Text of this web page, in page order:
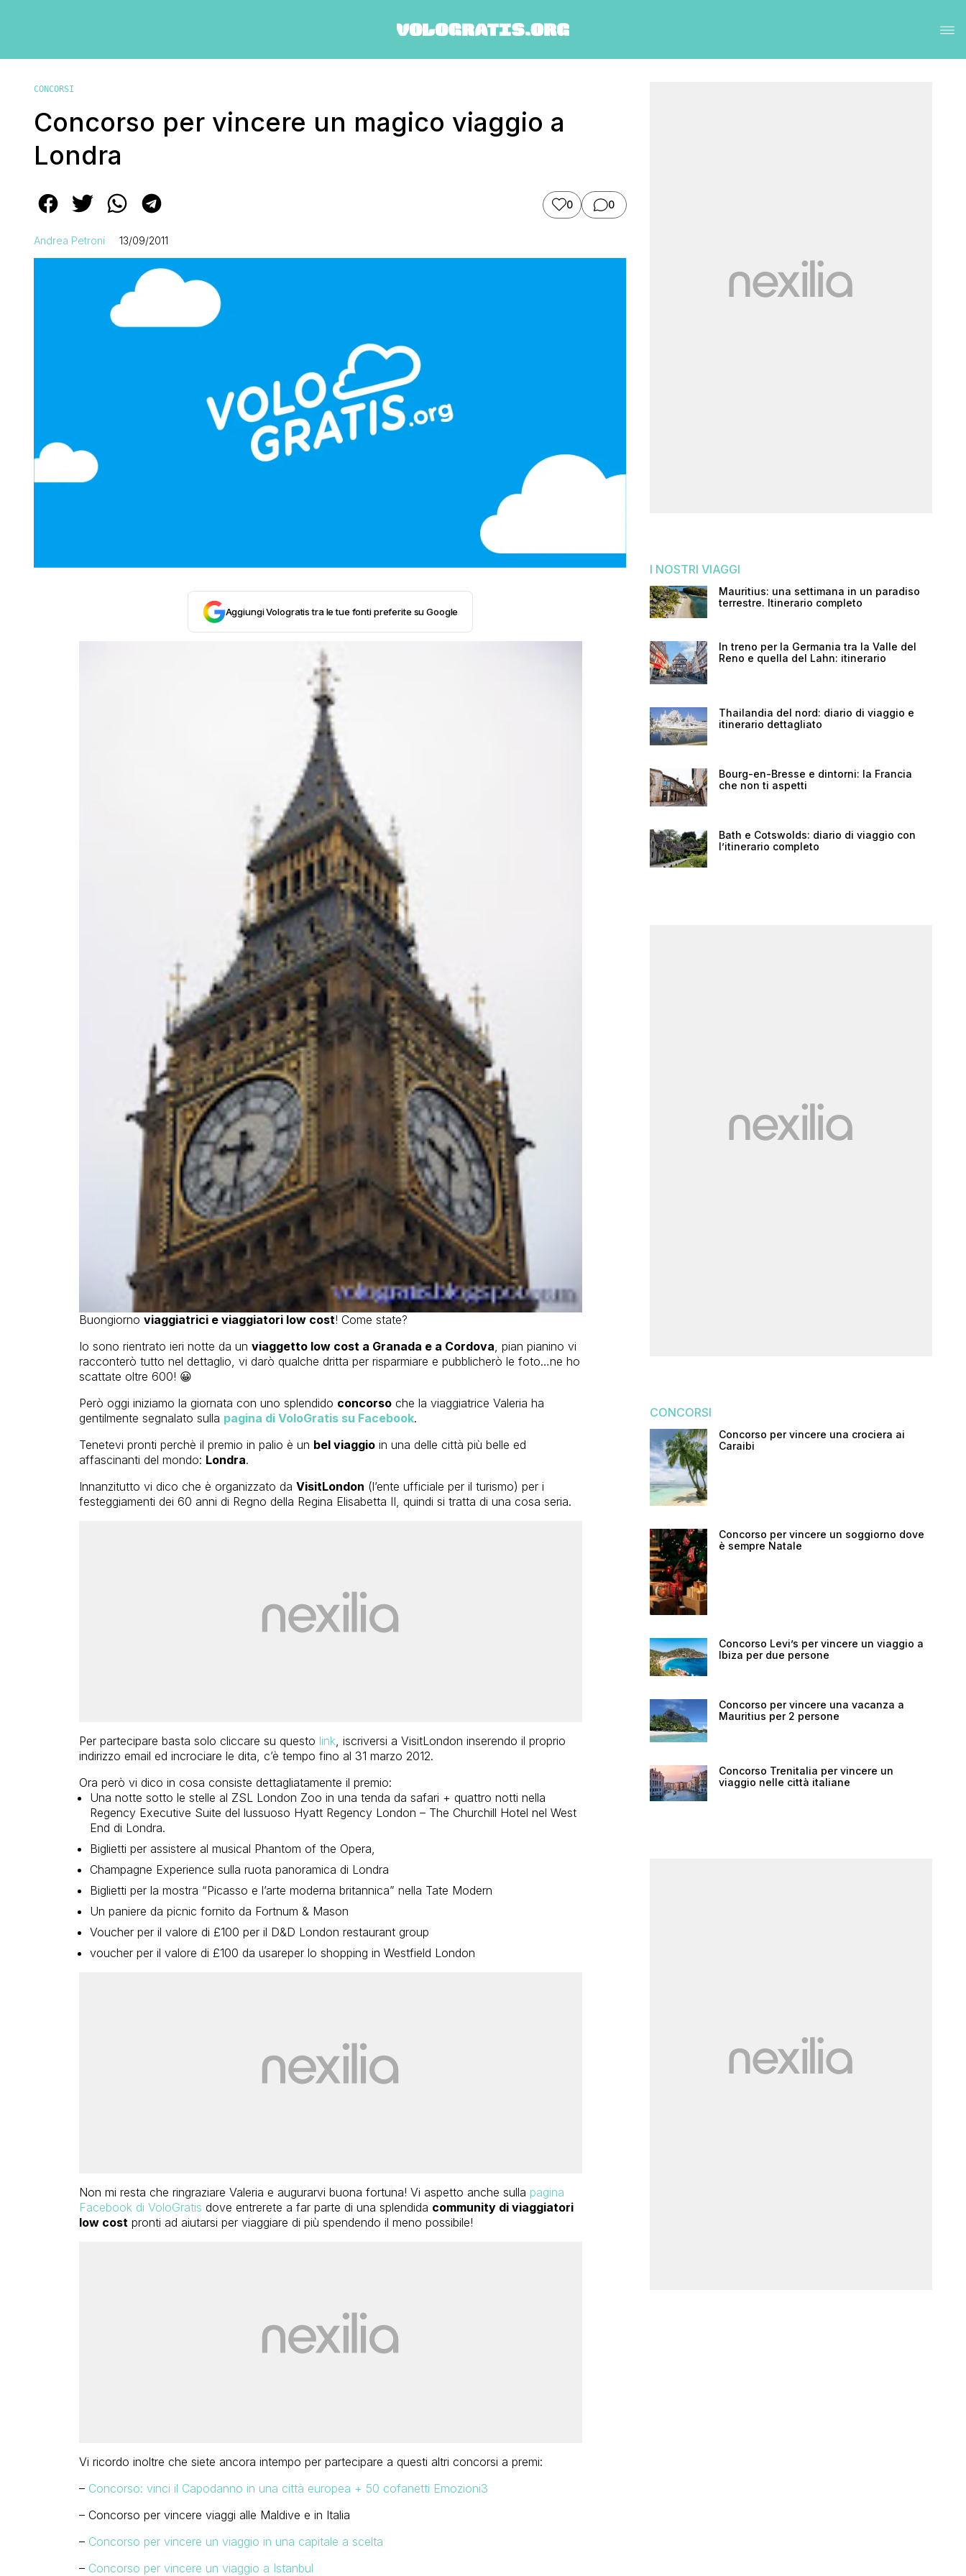
CONCORSI
Concorso per vincere un magico viaggio a
Londra
0 0
Andrea Petroni 13/09/2011
Aggiungi Vologratis tra le tue fonti preferite su Google
Buongiorno viaggiatrici e viaggiatori low cost! Come state?
Io sono rientrato ieri notte da un viaggetto low cost a Granada e a Cordova , pian pianino vi
racconterò tutto nel dettaglio, vi darò qualche dritta per risparmiare e pubblicherò le foto…ne ho
scattate oltre 600! 😀
Però oggi iniziamo la giornata con uno splendido concorsoche la viaggiatrice Valeria ha
gentilmente segnalato sulla pagina di VoloGratis su Facebook.
Tenetevi pronti perchè il premio in palio è un bel viaggioin una delle città più belle ed
affascinanti del mondo: Londra.
Innanzitutto vi dico che è organizzato da VisitLondon (l’ente ufficiale per il turismo) per i
festeggiamenti dei 60 anni di Regno della Regina Elisabetta II, quindi si tratta di una cosa seria.
Per partecipare basta solo cliccare su questo link , iscriversi a VisitLondon inserendo il proprio
indirizzo email ed incrociare le dita, c’è tempo fino al 31 marzo 2012.
Ora però vi dico in cosa consiste dettagliatamente il premio:
Una notte sotto le stelle al ZSL London Zoo in una tenda da safari + quattro notti nella
Regency Executive Suite del lussuoso Hyatt Regency London – The Churchill Hotel nel West
End di Londra.
Biglietti per assistere al musical Phantom of the Opera,
Champagne Experience sulla ruota panoramica di Londra
Biglietti per la mostra “Picasso e l’arte moderna britannica” nella Tate Modern
Un paniere da picnic fornito da Fortnum & Mason
Voucher per il valore di £100 per il D&D London restaurant group
voucher per il valore di £100 da usareper lo shopping in Westfield London
Non mi resta che ringraziare Valeria e augurarvi buona fortuna! Vi aspetto anche sulla pagina
Facebook di VoloGratis dove entrerete a far parte di una splendida community di viaggiatori
low cost pronti ad aiutarsi per viaggiare di più spendendo il meno possibile!
Vi ricordo inoltre che siete ancora intempo per partecipare a questi altri concorsi a premi:
– Concorso: vinci il Capodanno in una città europea + 50 cofanetti Emozioni3
– Concorso per vincere viaggi alle Maldive e in Italia
– Concorso per vincere un viaggio in una capitale a scelta
– Concorso per vincere un viaggio a Istanbul
I NOSTRI VIAGGI
Mauritius: una settimana in un paradiso
terrestre. Itinerario completo
In treno per la Germania tra la Valle del
Reno e quella del Lahn: itinerario
Thailandia del nord: diario di viaggio e
itinerario dettagliato
Bourg-en-Bresse e dintorni: la Francia
che non ti aspetti
Bath e Cotswolds: diario di viaggio con
l’itinerario completo
CONCORSI
Concorso per vincere una crociera ai
Caraibi
Concorso per vincere un soggiorno dove
è sempre Natale
Concorso Levi’s per vincere un viaggio a
Ibiza per due persone
Concorso per vincere una vacanza a
Mauritius per 2 persone
Concorso Trenitalia per vincere un
viaggio nelle città italiane